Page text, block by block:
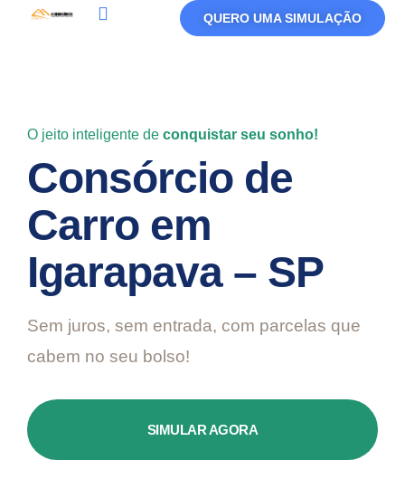
QUERO UMA SIMULAÇÃO
O jeito inteligente de conquistar seu sonho!
Consórcio de
Carro em
Igarapava – SP
Sem juros, sem entrada, com parcelas que
cabem no seu bolso!
SIMULAR AGORA